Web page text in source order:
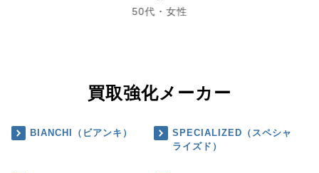
50代・女性
買取強化メーカー
BIANCHI（ビアンキ）
SPECIALIZED（スペシャ
ライズド）